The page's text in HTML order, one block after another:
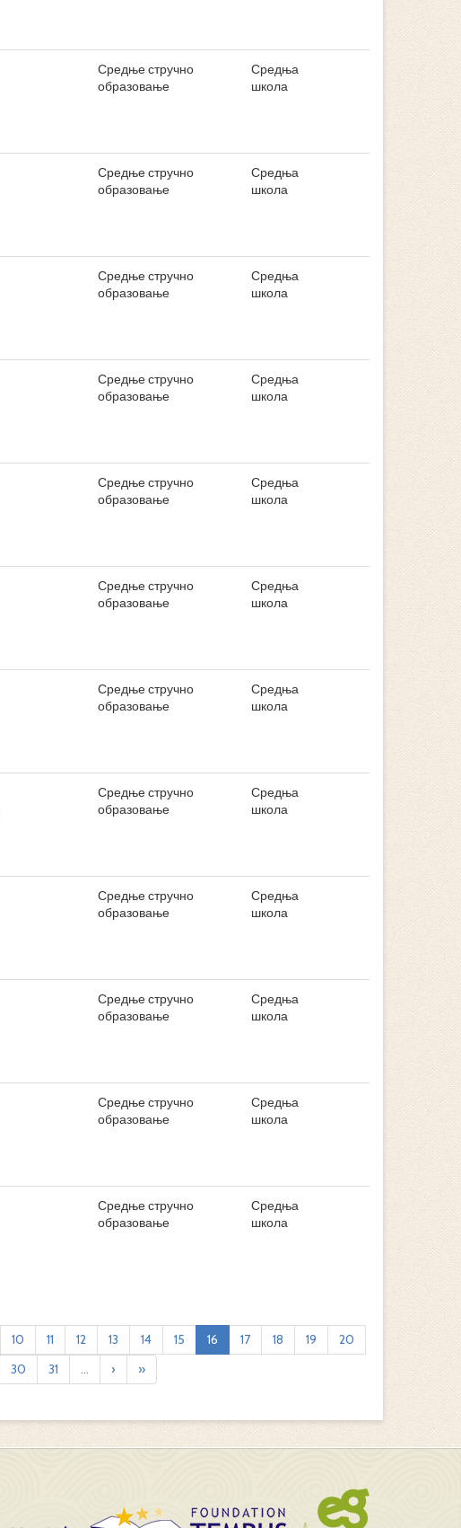
Средње стручно
образовање
Средња
школа
Средње стручно
образовање
Средња
школа
Средње стручно
образовање
Средња
школа
Средње стручно
образовање
Средња
школа
Средње стручно
образовање
Средња
школа
Средње стручно
образовање
Средња
школа
Средње стручно
образовање
Средња
школа
Средње стручно
образовање
Средња
школа
Средње стручно
образовање
Средња
школа
Средње стручно
образовање
Средња
школа
Средње стручно
образовање
Средња
школа
Средње стручно
образовање
Средња
школа
10 11 12 13 14 15 16 17 18 19
20
30 31 ... › »